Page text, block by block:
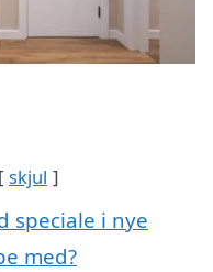
skjul
speciale i nye
med?